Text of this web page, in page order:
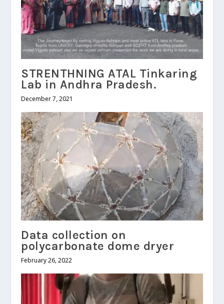
STRENTHNING ATAL Tinkaring
Lab in Andhra Pradesh.
December 7, 2021
Data collection on
polycarbonate dome dryer
February 26, 2022